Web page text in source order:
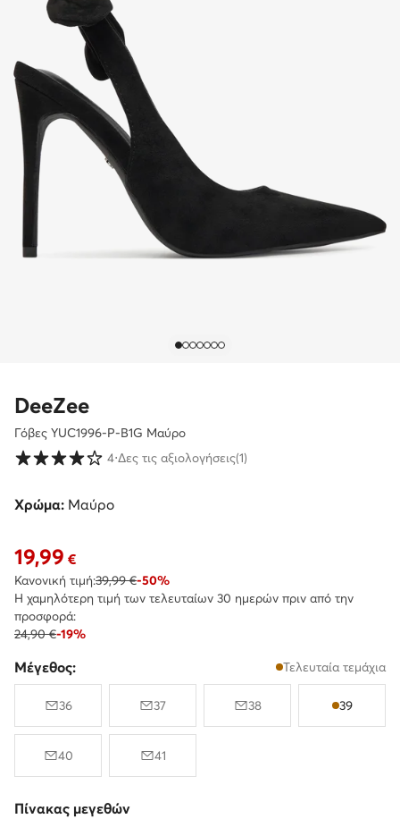
DeeZee
Γόβες YUC1996-P-B1G Μαύρο
Βαθμολογία πελατών σε κλίμακα 1 έως 5
4⋅Δες τις αξιολογήσεις(1)
Χρώμα: Μαύρο
Τρέχουσα τιμή 19,99 €
19,99 €
Κανονική τιμή:39,99 €-50%
Η χαμηλότερη τιμή των τελευταίων 30 ημερών πριν από την
προσφορά:
24,90 €-19%
Μέγεθος: Τελευταία τεμάχια
36 37 38 39
40 41
Πίνακας μεγεθών